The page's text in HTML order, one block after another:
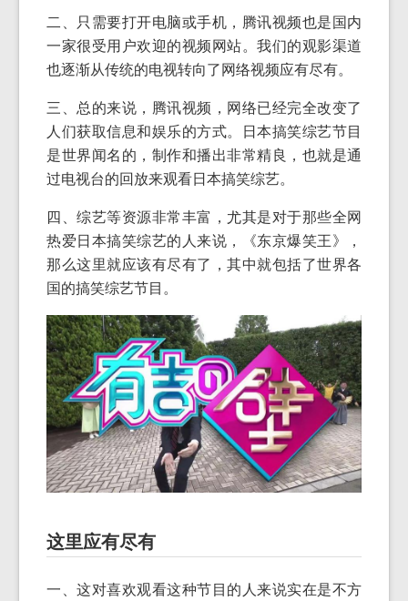
二、只需要打开电脑或手机，腾讯视频也是国内
一家很受用户欢迎的视频网站。我们的观影渠道
也逐渐从传统的电视转向了网络视频应有尽有。
三、总的来说，腾讯视频，网络已经完全改变了
人们获取信息和娱乐的方式。日本搞笑综艺节目
是世界闻名的，制作和播出非常精良，也就是通
过电视台的回放来观看日本搞笑综艺。
四、综艺等资源非常丰富，尤其是对于那些全网
热爱日本搞笑综艺的人来说，《东京爆笑王》，
那么这里就应该有尽有了，其中就包括了世界各
国的搞笑综艺节目。
这里应有尽有
一、这对喜欢观看这种节目的人来说实在是不方